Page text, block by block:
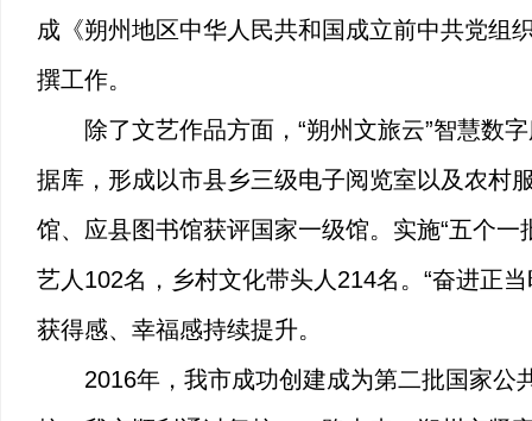
成《朔州地区中华人民共和国成立前中共党组
撰工作。
除了文艺作品方面，“朔州文旅云”智慧数
据库，形成以市县乡三级电子阅览室以及农村
馆、应县图书馆获评国家一级馆。实施“五个
艺人102名，乡村文化带头人214名。“奋进正
获得感、幸福感持续提升。
2016年，我市成功创建成为第二批国家